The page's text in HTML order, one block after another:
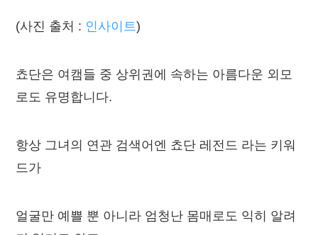
(사진 출처 : 인사이트)
쵸단은 여캠들 중 상위권에 속하는 아름다운 외모
로도 유명합니다.
항상 그녀의 연관 검색어엔 쵸단 레전드 라는 키워
드가
얼굴만 예쁠 뿐 아니라 엄청난 몸매로도 익히 알려